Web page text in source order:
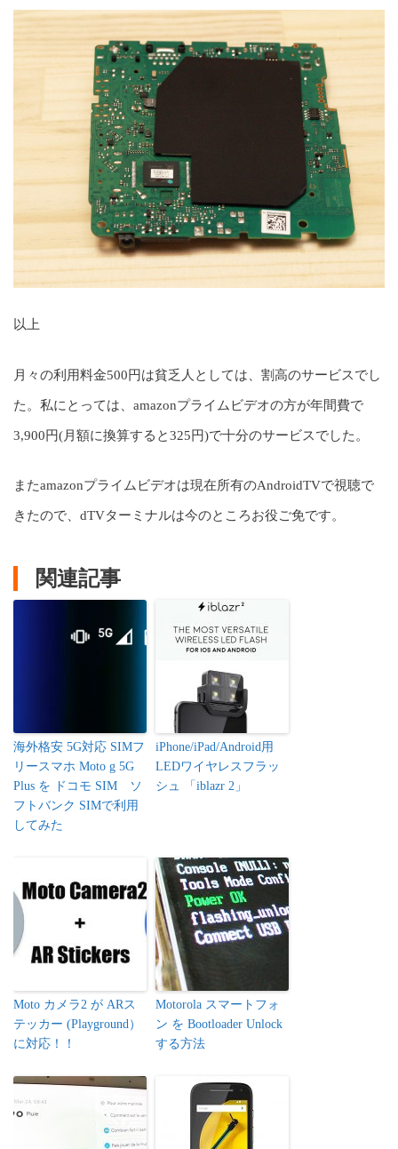
以上
月々の利用料金500円は貧乏人としては、割高のサービスでし
た。私にとっては、amazonプライムビデオの方が年間費で
3,900円(月額に換算すると325円)で十分のサービスでした。
またamazonプライムビデオは現在所有のAndroidTVで視聴で
きたので、dTVターミナルは今のところお役ご免です。
関連記事
海外格安 5G対応 SIMフ
リースマホ Moto g 5G
Plus を ドコモ SIM ソ
フトバンク SIMで利用
してみた
iPhone/iPad/Android用
LEDワイヤレスフラッ
シュ 「iblazr 2」
Moto カメラ2 が ARス
テッカー (Playground）
に対応！！
Motorola スマートフォ
ン を Bootloader Unlock
する方法